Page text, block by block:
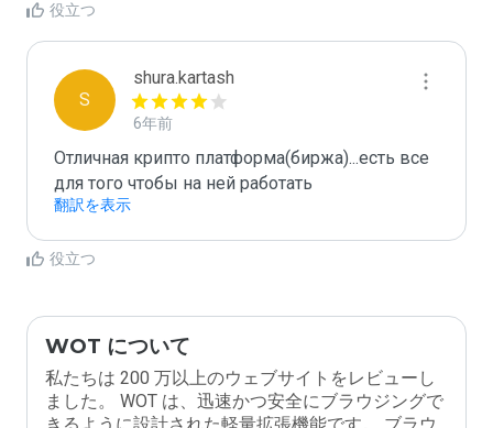
役立つ
S
shura.kartash
6年前
Отличная крипто платформа(биржа)...есть все
для того чтобы на ней работать
翻訳を表示
役立つ
WOT について
私たちは 200 万以上のウェブサイトをレビューし
ました。 WOT は、迅速かつ安全にブラウジングで